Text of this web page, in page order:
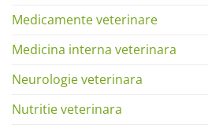
Medicamente veterinare
Medicina interna veterinara
Neurologie veterinara
Nutritie veterinara